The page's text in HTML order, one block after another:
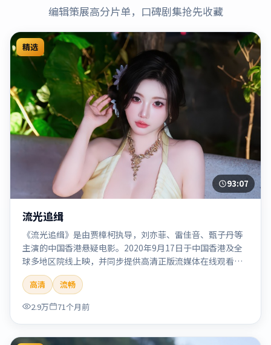
编辑策展高分片单，口碑剧集抢先收藏
精选
93:07
流光追缉
《流光追缉》是由贾樟柯执导，刘亦菲、雷佳音、甄子丹等
主演的中国香港悬疑电影。2020年9月17日于中国香港及全
球多地区院线上映，并同步提供高清正版流媒体在线观看。
剧情与看点：悬念层层推进，线索相互勾连，结局出人意
料，适合推理爱好者。本片适合检索「流光追缉」「贾樟
柯」「悬疑」「中国香港」「2020」「2020-09-17上映」等
关键词的影迷阅读简介与主创信息。
高清
流畅
2.9万
71个月前